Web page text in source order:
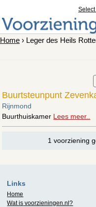
Home › Leger des Heils
Buurtsteunpunt
Rijnmond
Buurthuiskamer Lees meer..
1 voorziening
Links
Home
Wat is voorzieningen.nl?